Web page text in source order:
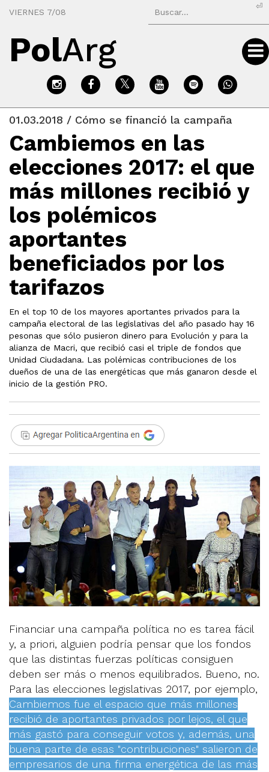
VIERNES 7/08
⏎
PolArg
01.03.2018 / Cómo se financió la campaña
Cambiemos en las
elecciones 2017: el que
más millones recibió y
los polémicos
aportantes
beneficiados por los
tarifazos
En el top 10 de los mayores aportantes privados para la
campaña electoral de las legislativas del año pasado hay 16
pesonas que sólo pusieron dinero para Evolución y para la
alianza de Macri, que recibió casi el triple de fondos que
Unidad Ciudadana. Las polémicas contribuciones de los
dueños de una de las energéticas que más ganaron desde el
inicio de la gestión PRO.
Financiar una campaña política no es tarea fácil
y, a priori, alguien podría pensar que los fondos
que las distintas fuerzas políticas consiguen
deben ser más o menos equilibrados. Bueno, no.
Para las elecciones legislativas 2017, por ejemplo,
Cambiemos fue el espacio que más millones
recibió de aportantes privados por lejos, el que
más gastó para conseguir votos y, además, una
buena parte de esas "contribuciones" salieron de
empresarios de una firma energética de las más